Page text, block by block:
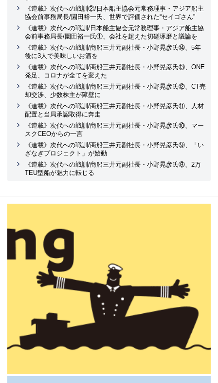
《連載》次代への戦訓②/日本船主協会元常務理事・アジア船主
協会前事務局長/園田裕一氏、世界で評価された“セイゴさん”
《連載》次代への戦訓/日本船主協会元常務理事・アジア船主協
会前事務局長/園田裕一氏①、会社を超えた切磋琢磨と議論を
《連載》次代への戦訓/商船三井元副社長・小野晃彦氏⑭、5年
後に3人で美味しいお酒を
《連載》次代への戦訓/商船三井元副社長・小野晃彦氏⑬、ONE
発足、コロナが全てを変えた
《連載》次代への戦訓/商船三井元副社長・小野晃彦氏⑫、CT売
却交渉、少数株主が障壁に
《連載》次代への戦訓/商船三井元副社長・小野晃彦氏⑪、人材
配置と当局承認取得に奔走
《連載》次代への戦訓/商船三井元副社長・小野晃彦氏⑩、マー
スクCEOからの一言
《連載》次代への戦訓/商船三井元副社長・小野晃彦氏⑨、「い
ざなぎプロジェクト」が始動
《連載》次代への戦訓/商船三井元副社長・小野晃彦氏⑧、2万
TEU型船が魅力に転じる